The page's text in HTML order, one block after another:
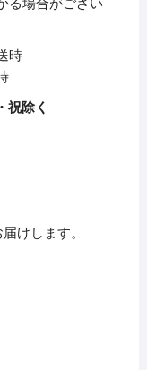
る場合がござい
時
除く
けします。